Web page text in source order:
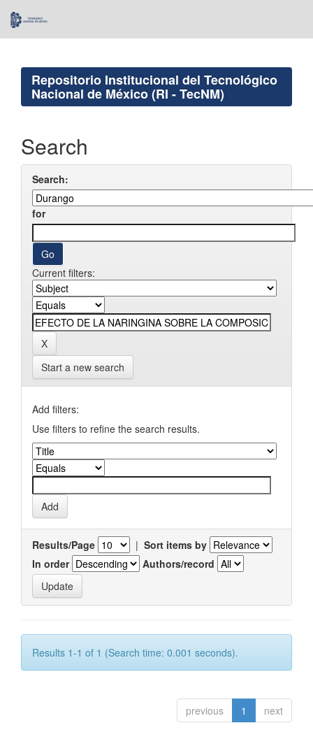
navigation
Repositorio Institucional del Tecnológico
Nacional de México (RI - TecNM)
Search
Search:
for
Current filters:
Start a new search
Add filters:
Use filters to refine the search results.
Results/Page | Sort items by
In order
Authors/record
Results 1-1 of 1 (Search time: 0.001 seconds).
previous 1 next